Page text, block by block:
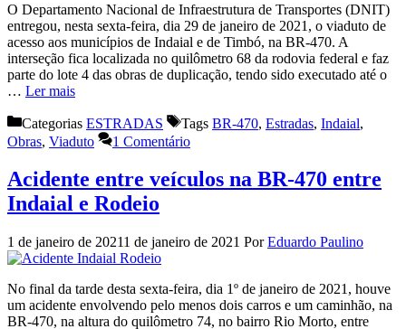
O Departamento Nacional de Infraestrutura de Transportes (DNIT)
entregou, nesta sexta-feira, dia 29 de janeiro de 2021, o viaduto de
acesso aos municípios de Indaial e de Timbó, na BR-470. A
interseção fica localizada no quilômetro 68 da rodovia federal e faz
parte do lote 4 das obras de duplicação, tendo sido executado até o
… Ler mais
Categorias ESTRADAS Tags BR-470, Estradas, Indaial,
Obras, Viaduto 1 Comentário
Acidente entre veículos na BR-470 entre
Indaial e Rodeio
1 de janeiro de 20211 de janeiro de 2021 PorEduardo Paulino
No final da tarde desta sexta-feira, dia 1º de janeiro de 2021, houve
um acidente envolvendo pelo menos dois carros e um caminhão, na
BR-470, na altura do quilômetro 74, no bairro Rio Morto, entre